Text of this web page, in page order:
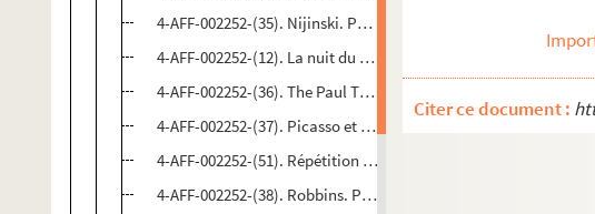
4-AFF-002252-(35). Nijinski. Petrouchka, etc.
4-AFF-002252-(12). La nuit du Sud
4-AFF-002252-(36). The Paul Taylor Dance Company
4-AFF-002252-(37). Picasso et la danse. Le train bleu, etc.
4-AFF-002252-(51). Répétition générale de Patrie
4-AFF-002252-(38). Robbins. Programme Chopin
Citer ce document :